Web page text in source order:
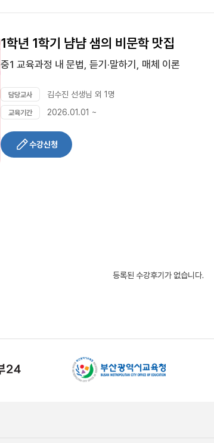
1학년 1학기 냠냠 샘의 비문학 맛집
중1 교육과정 내 문법, 듣기·말하기, 매체 이론
담당교사 김수진 선생님 외 1명
교육기간 2026.01.01 ~
수강신청
등록된 수강후기가 없습니다.